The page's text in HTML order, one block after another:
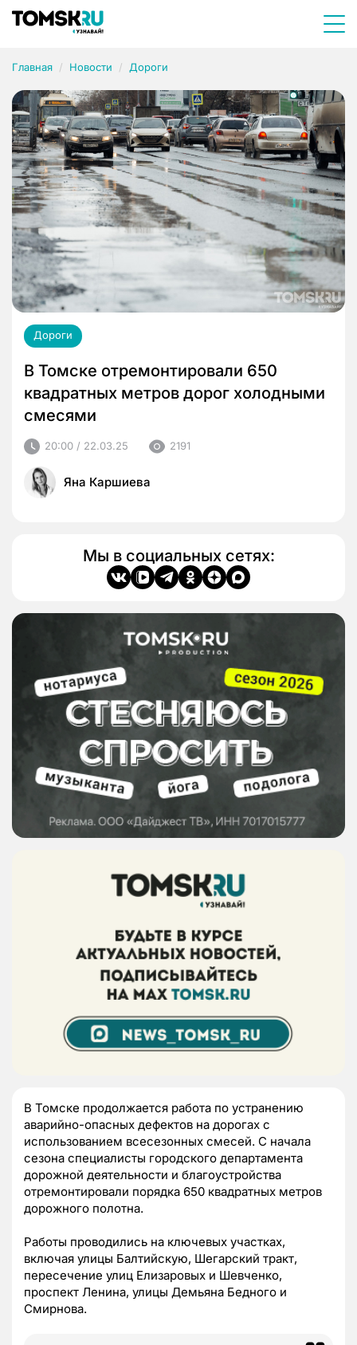
Главная Новости Дороги
Дороги
В Томске отремонтировали 650
квадратных метров дорог холодными
смесями
20:00 / 22.03.25 2191
Яна Каршиева
Мы в социальных сетях:
В Томске продолжается работа по устранению
аварийно-опасных дефектов на дорогах с
использованием всесезонных смесей. С начала
сезона специалисты городского департамента
дорожной деятельности и благоустройства
отремонтировали порядка 650 квадратных метров
дорожного полотна.
Работы проводились на ключевых участках,
включая улицы Балтийскую, Шегарский тракт,
пересечение улиц Елизаровых и Шевченко,
проспект Ленина, улицы Демьяна Бедного и
Смирнова.